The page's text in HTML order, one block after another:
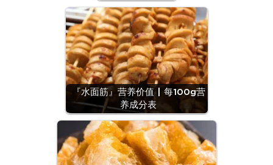
『水面筋』营养价值 | 每100g营
养成分表